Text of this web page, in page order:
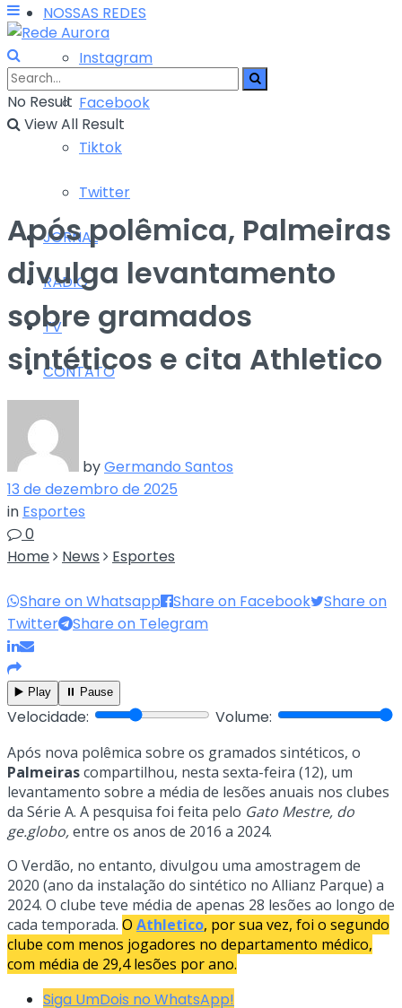
NOSSAS REDES
Instagram
Facebook
Tiktok
Twitter
JORNAL
RÁDIO
TV
CONTATO
No Result
View All Result
Após polêmica, Palmeiras
divulga levantamento
sobre gramados
sintéticos e cita Athletico
byGermando Santos
13 de dezembro de 2025
in Esportes
0
Home
News Esportes
Share on Whatsapp Share on Facebook
Share on
Twitter
Share on Telegram
▶️ Play ⏸️ Pause
Velocidade: Volume:
Após nova polêmica sobre os gramados sintéticos, o
Palmeirascompartilhou, nesta sexta-feira (12), um
levantamento sobre a média de lesões anuais nos clubes
da Série A. A pesquisa foi feita pelo Gato Mestre, do
ge.globo,entre os anos de 2016 a 2024.
O Verdão, no entanto, divulgou uma amostragem de
2020 (ano da instalação do sintético no Allianz Parque) a
2024. O clube teve média de apenas 28 lesões ao longo de
cada temporada. O Athletico, por sua vez, foi o segundo
clube com menos jogadores no departamento médico,
com média de 29,4 lesões por ano.
Siga UmDois no WhatsApp!